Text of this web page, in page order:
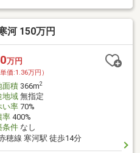
河 150万円
万円
単価:1.36万円）
面積366m2
地域無指定
い率70%
率400%
条件なし
穂線 寒河駅 徒歩14分